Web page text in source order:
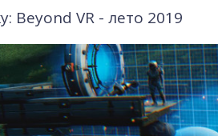
Beyond VR - лето 2019